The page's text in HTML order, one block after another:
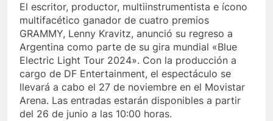
El escritor, productor, multiinstrumentista e ícono
multifacético ganador de cuatro premios
GRAMMY, Lenny Kravitz, anunció su regreso a
Argentina como parte de su gira mundial «Blue
Electric Light Tour 2024». Con la producción a
cargo de DF Entertainment, el espectáculo se
llevará a cabo el 27 de noviembre en el Movistar
Arena. Las entradas estarán disponibles a partir
del 26 de junio a las 10:00 horas.